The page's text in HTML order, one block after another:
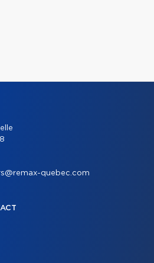
quebec.com